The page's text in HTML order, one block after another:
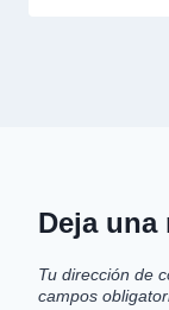
Deja una
Tu dirección de
campos